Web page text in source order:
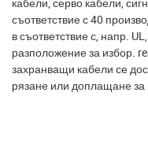
съответствие с 40
в съответствие с, напр.
разположение за избор.
захранващи кабели се
рязане или доплащане за